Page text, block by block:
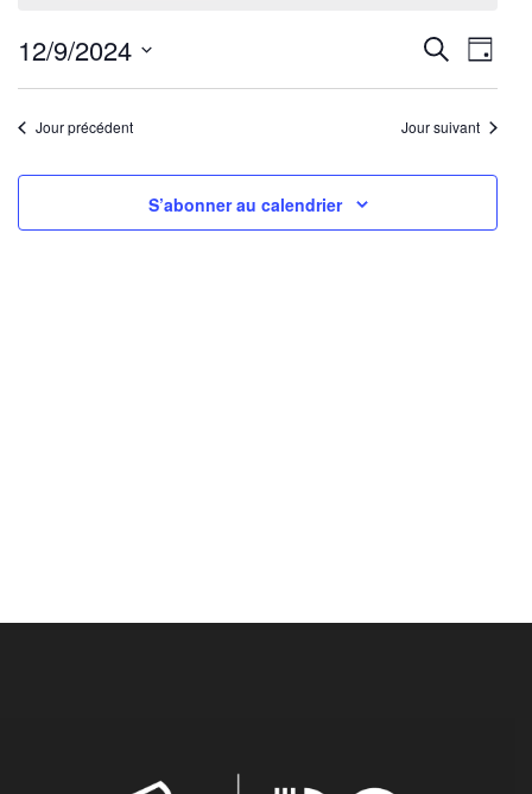
2024
et
de
vues
Recherche
de
Jour
12/9/2024
Sélectionnez
uneJour précédent Jour suivant
S’abonner au calendrier